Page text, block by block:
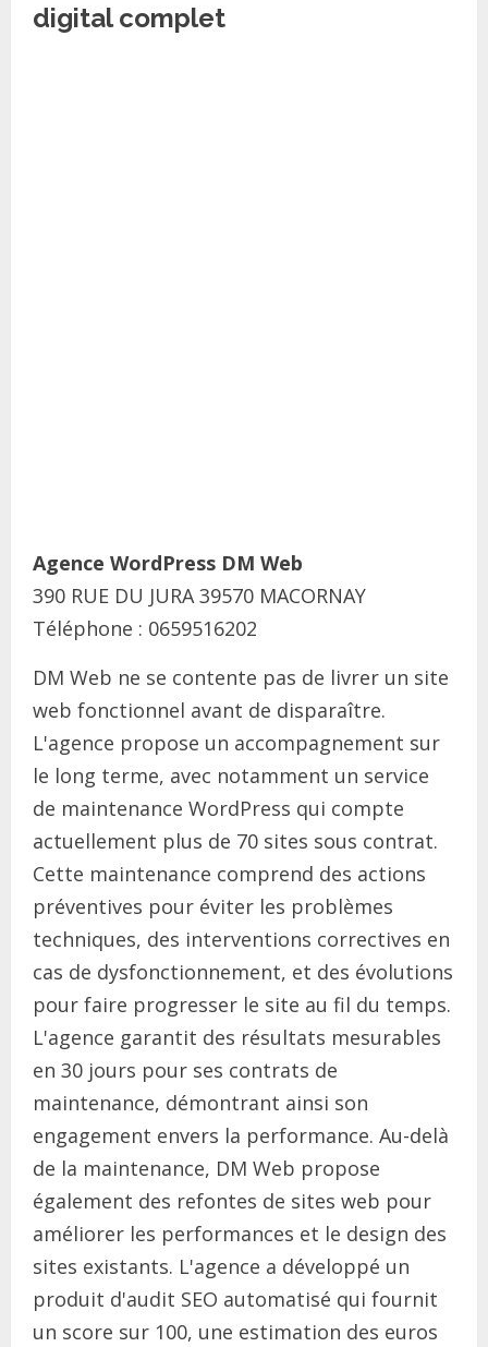
digital complet
Agence WordPress DM Web
390 RUE DU JURA 39570 MACORNAY
Téléphone : 0659516202
DM Web ne se contente pas de livrer un site
web fonctionnel avant de disparaître.
L'agence propose un accompagnement sur
le long terme, avec notamment un service
de maintenance WordPress qui compte
actuellement plus de 70 sites sous contrat.
Cette maintenance comprend des actions
préventives pour éviter les problèmes
techniques, des interventions correctives en
cas de dysfonctionnement, et des évolutions
pour faire progresser le site au fil du temps.
L'agence garantit des résultats mesurables
en 30 jours pour ses contrats de
maintenance, démontrant ainsi son
engagement envers la performance. Au-delà
de la maintenance, DM Web propose
également des refontes de sites web pour
améliorer les performances et le design des
sites existants. L'agence a développé un
produit d'audit SEO automatisé qui fournit
un score sur 100, une estimation des euros